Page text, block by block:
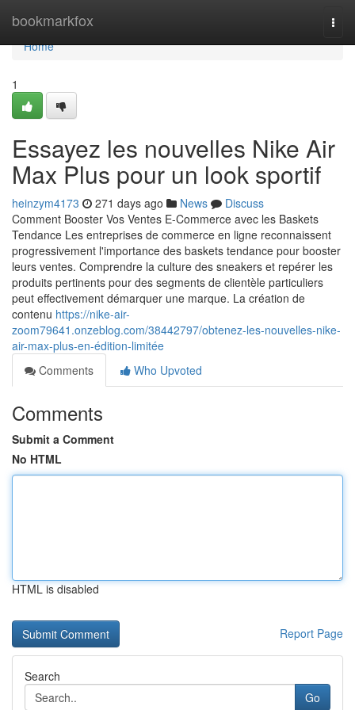
bookmarkfox
Home
Home
1
Essayez les nouvelles Nike Air
Max Plus pour un look sportif
heinzym4173 271 days ago News
Discuss
Comment Booster Vos Ventes E-Commerce avec les Baskets
Tendance Les entreprises de commerce en ligne reconnaissent
progressivement l'importance des baskets tendance pour booster
leurs ventes. Comprendre la culture des sneakers et repérer les
produits pertinents pour des segments de clientèle particuliers
peut effectivement démarquer une marque. La création de
contenu https://nike-air-
zoom79641.onzeblog.com/38442797/obtenez-les-nouvelles-nike-
air-max-plus-en-édition-limitée
Comments
Who Upvoted
Comments
Submit a Comment
No HTML
HTML is disabled
Report Page
Search
Go